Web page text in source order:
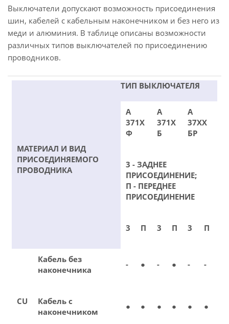
Выключатели допускают возможность присоединения
шин, кабелей с кабельным наконечником и без него из
меди и алюминия. В таблице описаны возможности
различных типов выключателей по присоединению
проводников.
МАТЕРИАЛ И ВИД
ПРИСОЕДИНЯЕМОГО
ПРОВОДНИКА
ТИП ВЫКЛЮЧАТЕЛЯ
А
371Х
Ф
А
371Х
Б
А
37ХХ
БР
3 - ЗАДНЕЕ
ПРИСОЕДИНЕНИЕ;
П - ПЕРЕДНЕЕ
ПРИСОЕДИНЕНИЕ
3 П 3 П 3 П
CU
Кабель без
наконечника
- ● - ● - -
Кабель с
наконечником
● ● ● ● ● ●